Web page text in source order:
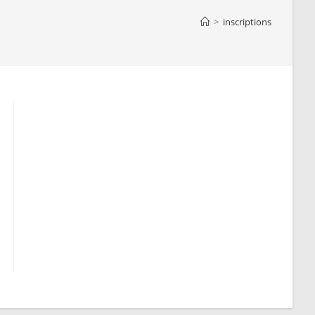
> inscriptions